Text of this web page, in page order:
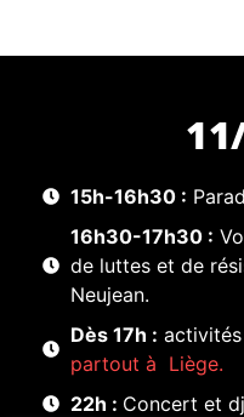
15h-16h30 :
16h30-17h30 :
de luttes et de
Neujean.
Dès 17h :
partout à Liège.
22h : Concert et